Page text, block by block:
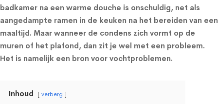
badkamer na een warme douche is onschuldig, net als
aangedampte ramen in de keuken na het bereiden van een
maaltijd. Maar wanneer de condens zich vormt op de
muren of het plafond, dan zit je wel met een probleem.
Het is namelijk een bron voor vochtproblemen.
Inhoud verberg